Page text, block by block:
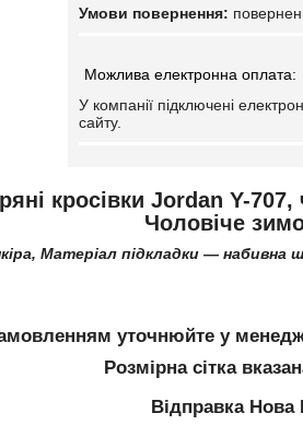
У компанії підключені
сайту.
кросівки Jordan Y-
Чоловіче
Матеріал підкладки — набивна
уточнюйте у
Розмірна сітка
Відправка